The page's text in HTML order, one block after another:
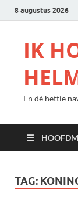
8 augustus 2026
IK
En dè hettie
TAG: